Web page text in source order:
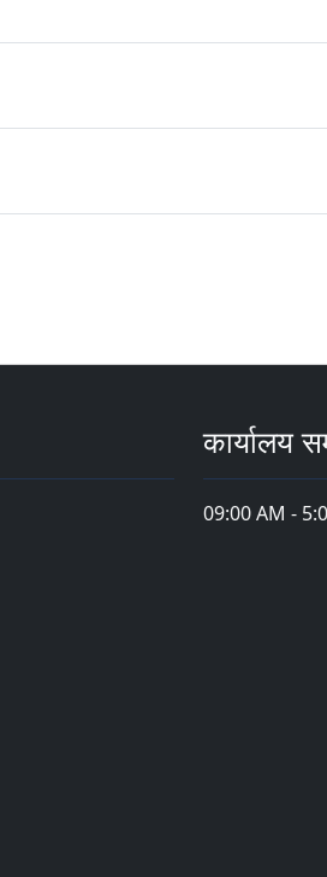
कार्यालय
09:00 AM -